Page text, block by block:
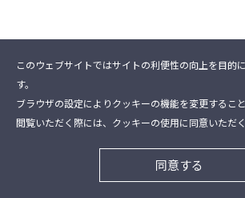
このウェブサイトではサイトの利便性の向上を目的
す。
ブラウザの設定によりクッキーの機能を変更するこ
閲覧いただく際には、クッキーの使用に同意いただく
同意する